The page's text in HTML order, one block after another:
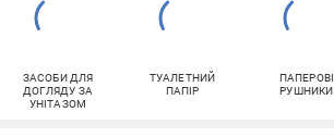
ЗАСОБИ ДЛЯ
ДОГЛЯДУ ЗА
УНІТАЗОМ
ТУАЛЕТНИЙ
ПАПІР
ПАПЕРОВІ
РУШНИКИ